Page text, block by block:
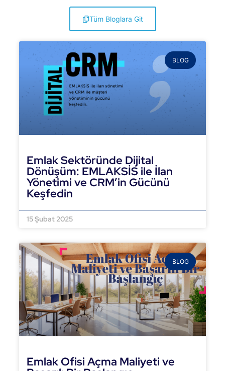
Tüm Bloglara Git
BLOG
Emlak Sektöründe Dijital
Dönüşüm: EMLAKSİS ile İlan
Yönetimi ve CRM’in Gücünü
Keşfedin
15 Şubat 2025
BLOG
Emlak Ofisi Açma Maliyeti ve